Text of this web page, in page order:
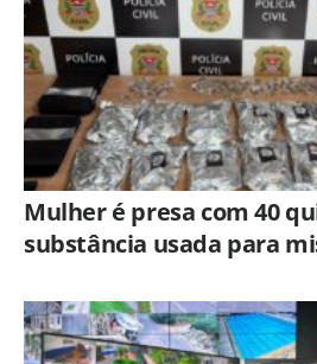
Mulher é presa com 40
substância usada para
Piracicaba